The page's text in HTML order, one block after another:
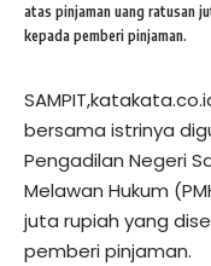
atas pinjaman uang ratusan
kepada pemberi pinjaman.
bersama istrinya
Pengadilan Negeri
Melawan Hukum
juta rupiah yang
pemberi pinjaman.